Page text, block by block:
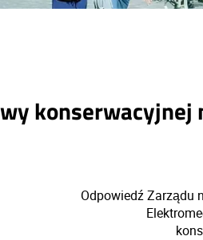
konserwacyjnej
Odpowiedź Zarządu